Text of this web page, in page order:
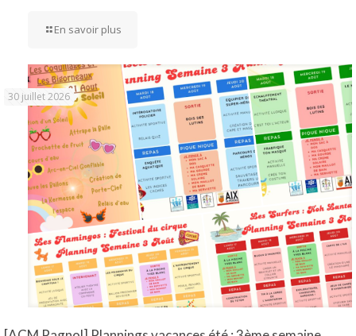
En savoir plus
30 juillet 2026